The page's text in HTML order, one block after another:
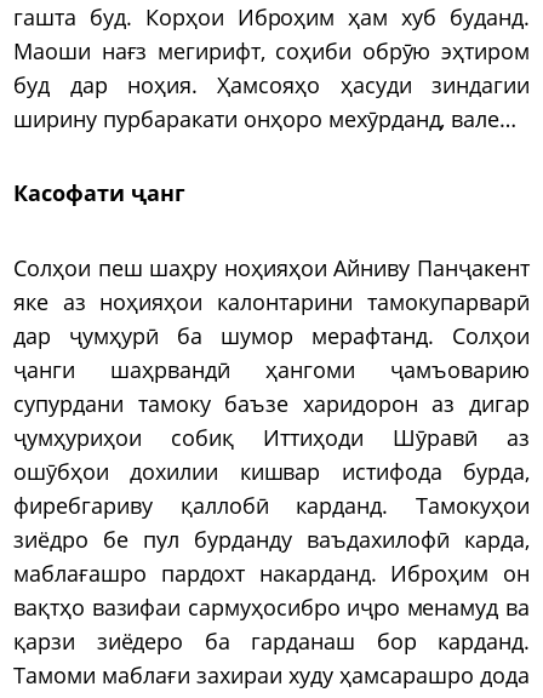
гашта буд. Корҳои Иброҳим ҳам хуб буданд.
Маоши нағз мегирифт, соҳиби обрӯю эҳтиром
буд дар ноҳия. Ҳамсояҳо ҳасуди зиндагии
ширину пурбаракати онҳоро мехӯрданд, вале…
Касофати ҷанг
Солҳои пеш шаҳру ноҳияҳои Айниву Панҷакент
яке аз ноҳияҳои калонтарини тамокупарварӣ
дар ҷумҳурӣ ба шумор мерафтанд. Солҳои
ҷанги шаҳрвандӣ ҳангоми ҷамъоварию
супурдани тамоку баъзе харидорон аз дигар
ҷумҳуриҳои собиқ Иттиҳоди Шӯравӣ аз
ошӯбҳои дохилии кишвар истифода бурда,
фиребгариву қаллобӣ карданд. Тамокуҳои
зиёдро бе пул бурданду ваъдахилофӣ карда,
маблағашро пардохт накарданд. Иброҳим он
вақтҳо вазифаи сармуҳосибро иҷро менамуд ва
қарзи зиёдеро ба гарданаш бор карданд.
Тамоми маблағи захираи худу ҳамсарашро дода